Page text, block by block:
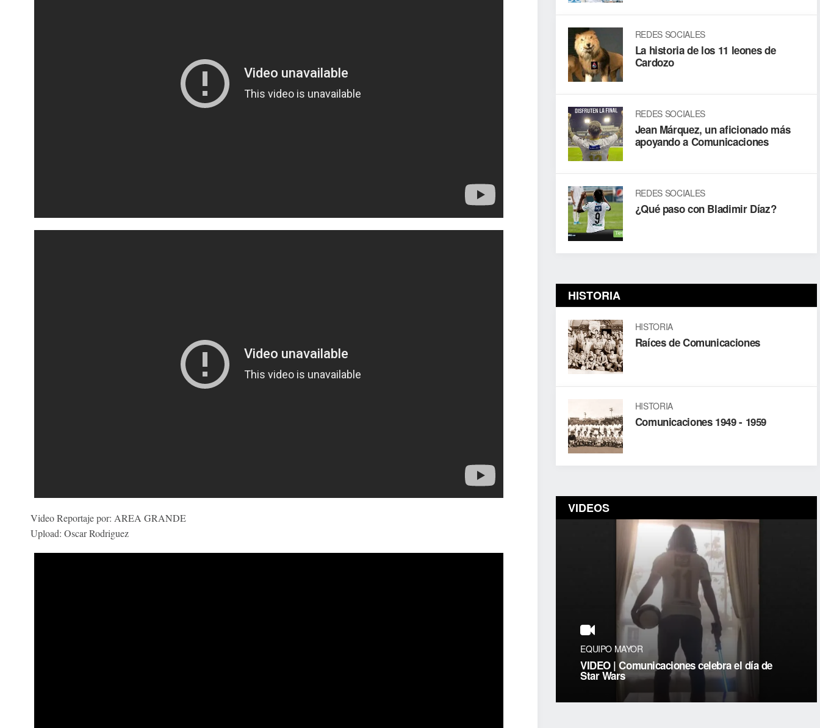
Video Reportaje por: AREA GRANDE
Upload: Oscar Rodriguez
REDES SOCIALES
La historia de los 11 leones de
Cardozo
REDES SOCIALES
Jean Márquez, un aficionado más
apoyando a Comunicaciones
REDES SOCIALES
¿Qué paso con Bladimir Díaz?
HISTORIA
HISTORIA
Raíces de Comunicaciones
HISTORIA
Comunicaciones 1949 - 1959
VIDEOS
EQUIPO MAYOR
VIDEO | Comunicaciones celebra el día de
Star Wars